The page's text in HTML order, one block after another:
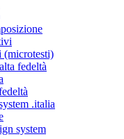
(microtesti)
fedeltà
.italia
system